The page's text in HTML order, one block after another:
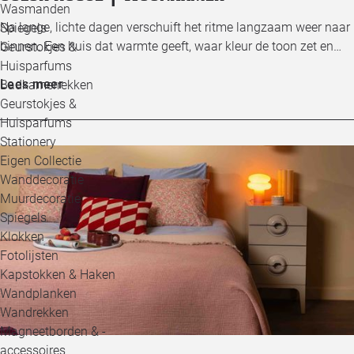
Wasmanden
Spiegels
Geurstokjes &
Huisparfums
Badkamerrekken
Geurstokjes &
Huisparfums
Stationery
Eigen Collectie
Wanddecoratie
Muurdecoratie
Spiegels
Klokken
Fotolijsten
Kapstokken & Haken
Wandplanken
Wandrekken
Magneetborden & -
accessoires
Na lange, lichte dagen verschuift het ritme langzaam weer naar
binnen. Een huis dat warmte geeft, waar kleur de toon zet en…
Lees meer